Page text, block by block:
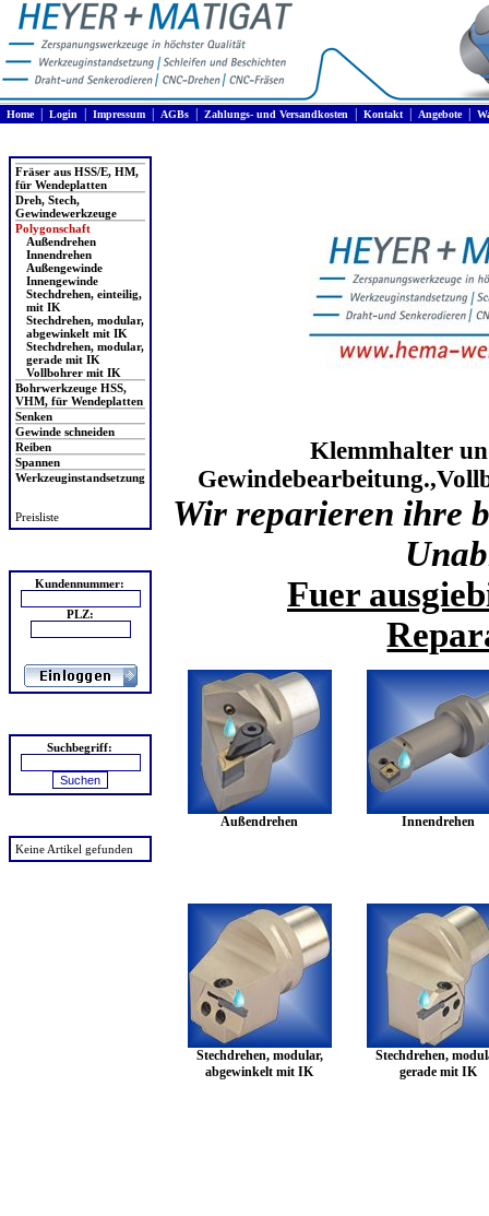
Home| Login Impressum AGBs Zahlungs- und Versandkosten Kontakt| Angebote|
Fräser aus HSS/E, HM,
für Wendeplatten
Dreh, Stech,
Gewindewerkzeuge
Polygonschaft
Außendrehen
Innendrehen
Außengewinde
Innengewinde
Stechdrehen, einteilig,
mit IK
Stechdrehen, modular,
abgewinkelt mit IK
Stechdrehen, modular,
gerade mit IK
Vollbohrer mit IK
Bohrwerkzeuge HSS,
VHM, für Wendeplatten
Senken
Gewinde schneiden
Reiben
Spannen
Werkzeuginstandsetzung
Preisliste
Kundennummer:
PLZ:
Suchbegriff:
Keine Artikel gefunden
Klemmhalter
Wir reparieren ihre
Fuer
Außendrehen Innendrehen
Stechdrehen, modular,
abgewinkelt mit IK
Stechdrehen,
gerade mit IK